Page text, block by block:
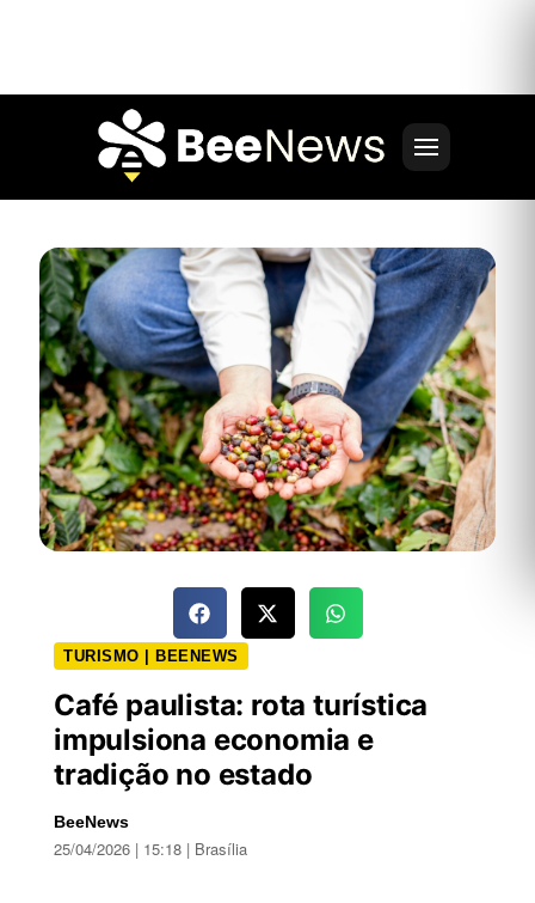
TURISMO | BEENEWS
Café paulista: rota turística
impulsiona economia e
tradição no estado
BeeNews
25/04/2026 | 15:18 | Brasília